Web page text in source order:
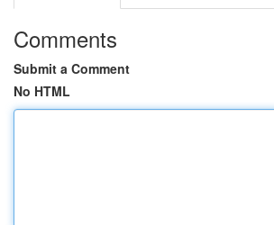
Comments
Submit a Comment
No HTML